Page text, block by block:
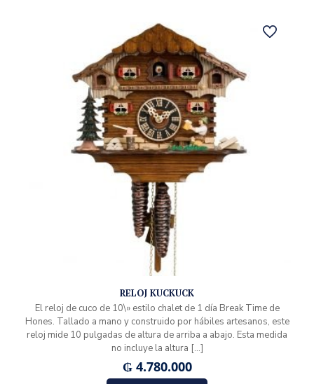
RELOJ KUCKUCK
El reloj de cuco de 10\» estilo chalet de 1 día Break Time de
Hones. Tallado a mano y construido por hábiles artesanos, este
reloj mide 10 pulgadas de altura de arriba a abajo. Esta medida
no incluye la altura […]
₲4.780.000